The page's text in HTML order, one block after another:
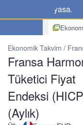
Piyasalar
Ekonomik Takvim
Fransa
Tüketici Fiyat
Endeksi
(Aylık)